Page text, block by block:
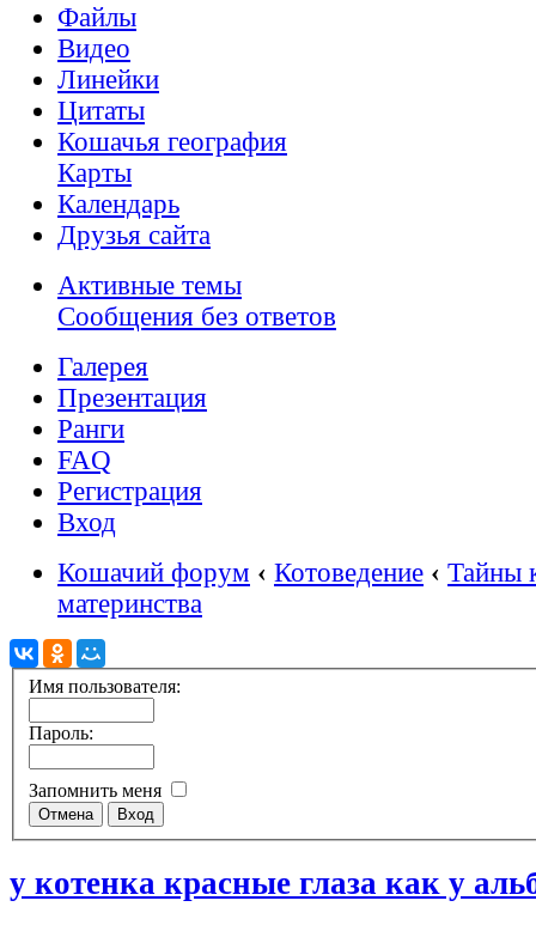
Файлы
Видео
Линейки
Цитаты
Кошачья география
Карты
Календарь
Друзья сайта
Активные темы
Сообщения без ответов
Галерея
Презентация
Ранги
FAQ
Регистрация
Вход
Кошачий форум ‹ Котоведение ‹ Тайны
материнства
Имя пользователя:
Пароль:
Запомнить меня
у котенка красные глаза как у